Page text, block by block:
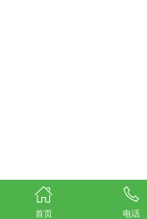
首页 电话